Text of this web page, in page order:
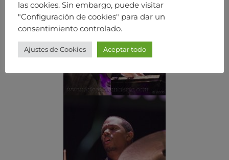
las cookies. Sin embargo, puede visitar
"Configuración de cookies" para dar un
consentimiento controlado.
Ajustes de Cookies Aceptar todo